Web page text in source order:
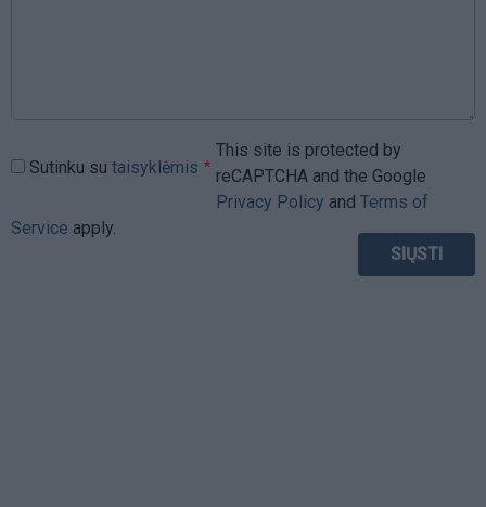
Sutinku su taisyklėmis
This site is protected by
reCAPTCHA and the Google
Privacy Policy and Terms of
Service apply.